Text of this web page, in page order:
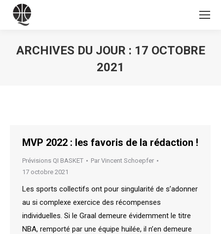
ARCHIVES DU JOUR : 17 OCTOBRE
2021
MVP 2022 : les favoris de la rédaction !
Prévisions QI BASKET Par Vincent Schoepfer
17 octobre 2021
Les sports collectifs ont pour singularité de s’adonner
au si complexe exercice des récompenses
individuelles. Si le Graal demeure évidemment le titre
NBA, remporté par une équipe huilée, il n’en demeure